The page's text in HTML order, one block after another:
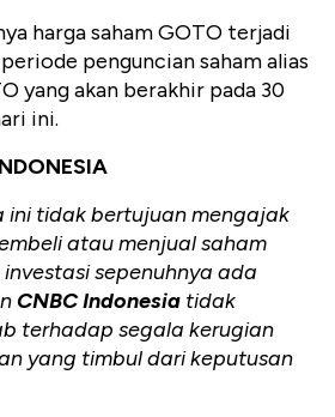
harga saham GOTO terjadi
penguncian saham alias
yang akan berakhir pada 30
ini.
ini tidak bertujuan mengajak
atau menjual saham
sepenuhnya ada
CNBC Indonesia tidak
terhadap segala kerugian
yang timbul dari keputusan